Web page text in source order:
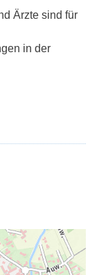
Ärzte sind für
in der